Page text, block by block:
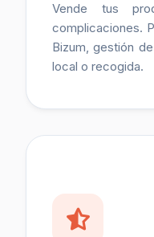
Vende tus
complicaciones.
Bizum, gestión
local o recogida.